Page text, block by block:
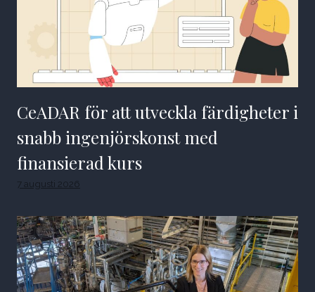
CeADAR för att utveckla färdigheter i
snabb ingenjörskonst med
finansierad kurs
7 augusti 2026